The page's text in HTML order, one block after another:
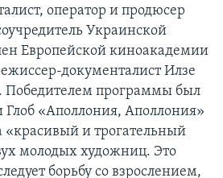
оператор и продюсер
Украинской
Европейской киноакадемии
документалист Илзе
Победителем программы был
«Аполлония, Аполлония»
«красивый и трогательный
молодых художниц. Это
борьбу со взрослением,